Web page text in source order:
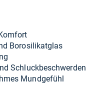
Boro­si­li­kat­glas
Schluck­be­schwer­den
Mund­ge­fühl